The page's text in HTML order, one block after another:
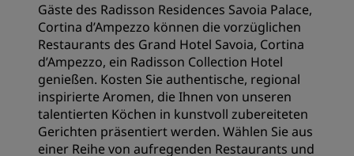
Gäste des Radisson Residences Savoia Palace,
Cortina d’Ampezzo können die vorzüglichen
Restaurants des Grand Hotel Savoia, Cortina
d’Ampezzo, ein Radisson Collection Hotel
genießen. Kosten Sie authentische, regional
inspirierte Aromen, die Ihnen von unseren
talentierten Köchen in kunstvoll zubereiteten
Gerichten präsentiert werden. Wählen Sie aus
einer Reihe von aufregenden Restaurants und